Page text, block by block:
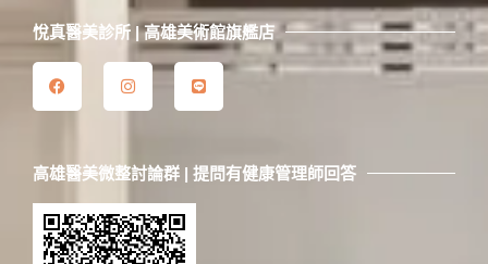
悅真醫美診所 | 高雄美術館旗艦店
高雄醫美微整討論群 | 提問有健康管理師回答